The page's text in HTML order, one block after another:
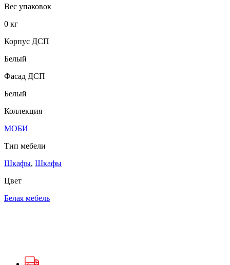
Вес упаковок
0 кг
Корпус ДСП
Белый
Фасад ДСП
Белый
Коллекция
МОБИ
Тип мебели
Шкафы, Шкафы
Цвет
Белая мебель